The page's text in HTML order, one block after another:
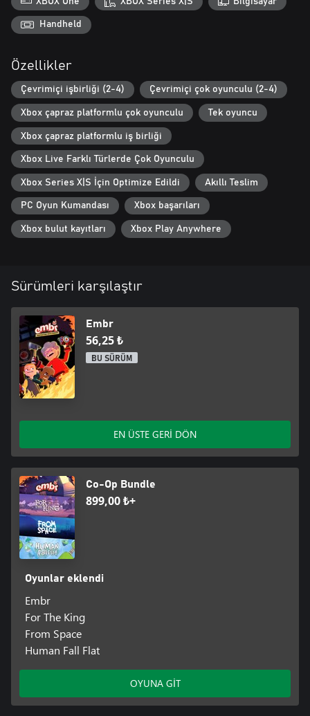
elektrik tehlikelerine karşı hayatta kalmak için bir çift yalıtımlı
eldiven giyin ya da mevcut 17 ekipman seçeneğinden herhangi
birini deneyin.
Embr, yeni görev çeşitleri, günlük ve haftalık mücadeleler, elde
edilecek çok sayıda başarı ve daha fazlası için sizi sürekli geri
getirecek!
Handheld
Özellikler
Çevrimiçi işbirliği (2-4) Çevrimiçi çok oyunculu (2-4)
Xbox çapraz platformlu çok oyunculu Tek oyuncu
Xbox çapraz platformlu iş birliği
Xbox Live Farklı Türlerde Çok Oyunculu
Xbox Series X|S İçin Optimize Edildi Akıllı Teslim
PC Oyun Kumandası Xbox başarıları
Xbox bulut kayıtları Xbox Play Anywhere
Sürümleri karşılaştır
Embr
56,25 ₺
BU SÜRÜM
EN ÜSTE GERİ DÖN
Co-Op Bundle
899,00 ₺+
Oyunlar eklendi
Embr
For The King
From Space
Human Fall Flat
OYUNA GİT